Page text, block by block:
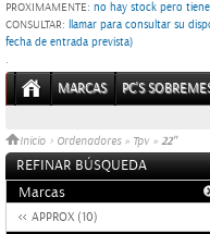
PROXIMAMENTE: no hay stock pero
CONSULTAR: llamar para consultar su
fecha de entrada prevista)
.
MARCAS PC'S
Inicio > Ordenadores » Tpv » 22"
REFINAR BÚSQUEDA
Marcas
APPROX (10)